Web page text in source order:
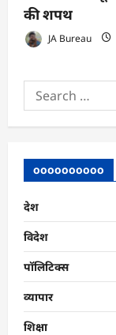
की शपथ
JA Bureau
Search
for:
oooooooooo
देश
विदेश
पॉलिटिक्स
व्यापार
शिक्षा